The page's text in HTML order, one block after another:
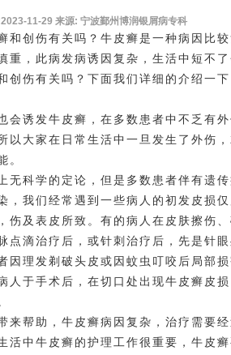
11-29 来源: 宁波鄞州博润银屑病专科
创伤有关吗？牛皮癣是一种病因比较
重，此病发病诱因复杂，生活中短不
创伤有关吗？下面我们详细的介绍一
诱发牛皮癣，在多数患者中不乏有外
以大家在日常生活中一旦发生了外伤
。
科学的定论，但是多数患者伴有遗传
，我们经常遇到一些病人的初发皮损
伤及表皮所致。有的病人在皮肤擦伤
点滴治疗后，或针刺治疗后，先是针
因理发剃破头皮或因蚊虫叮咬后局部
人于手术后，在切口处出现牛皮癣皮
帮助，牛皮癣病因复杂，治疗需要经
活中牛皮癣的护理工作很重要，牛皮